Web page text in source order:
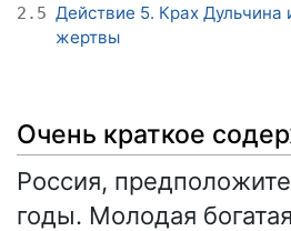
2.5 Действие 5. Крах Дульчина
жертвы
Очень краткое
Россия,
годы. Молодая